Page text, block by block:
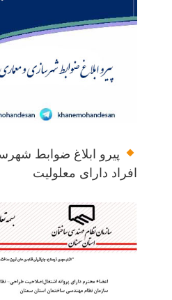
پیرو ابلاغ ضوابط
افراد دارای معلولیت